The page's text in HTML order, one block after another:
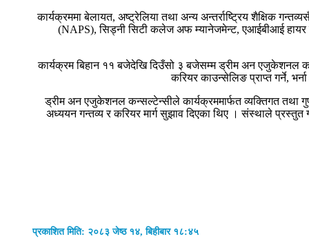
कार्यक्रममा बेलायत, अष्ट्रेलिया तथा अन्य अन्तर्राष्ट्रिय शैक्षिक
(NAPS), सिड्नी सिटी कलेज अफ म्यानेजमेन्ट, एआईबीआई हायर
कार्यक्रम बिहान ११ बजेदेखि दिउँसो ३ बजेसम्म ड्रीम अन एजुकेशनल
करियर काउन्सेलिङ प्राप्त गर्ने,
ड्रीम अन एजुकेशनल कन्सल्टेन्सीले कार्यक्रममार्फत व्यक्तिगत तथा
अध्ययन गन्तव्य र करियर मार्ग सुझाव दिएका थिए । संस्थाले प्रस्तुत
प्रकाशित मिति: २०८३ जेष्ठ १४, बिहीबार १८:४५